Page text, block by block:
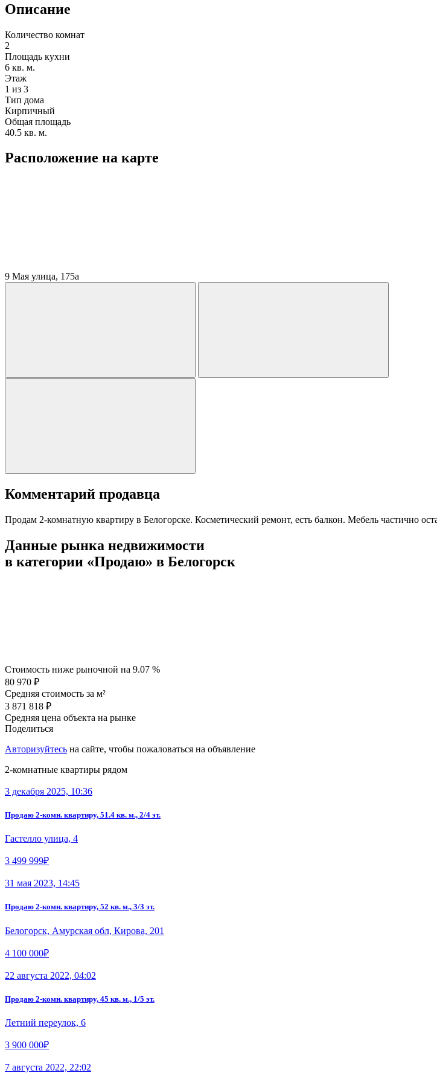
Описание
Количество комнат
2
Площадь кухни
6 кв. м.
Этаж
1 из 3
Тип дома
Кирпичный
Общая площадь
40.5 кв. м.
Расположение на карте
9 Мая улица, 175а
Комментарий продавца
Продам 2-комнатную квартиру в Белогорске. Косметический ремонт, есть балкон. Мебель частично
Данные рынка недвижимости
в категории «Продаю» в Белогорск
Стоимость ниже рыночной на 9.07 %
80 970 ₽
Средняя стоимость за м²
3 871 818 ₽
Средняя цена объекта на рынке
Поделиться
Авторизуйтесь на сайте, чтобы пожаловаться на объявление
2-комнатные квартиры рядом
3 декабря 2025, 10:36
Продаю 2-комн. квартиру, 51.4 кв. м., 2/4 эт.
Гастелло улица, 4
3 499 999₽
31 мая 2023, 14:45
Продаю 2-комн. квартиру, 52 кв. м., 3/3 эт.
Белогорск, Амурская обл, Кирова, 201
4 100 000₽
22 августа 2022, 04:02
Продаю 2-комн. квартиру, 45 кв. м., 1/5 эт.
Летний переулок, 6
3 900 000₽
7 августа 2022, 22:02